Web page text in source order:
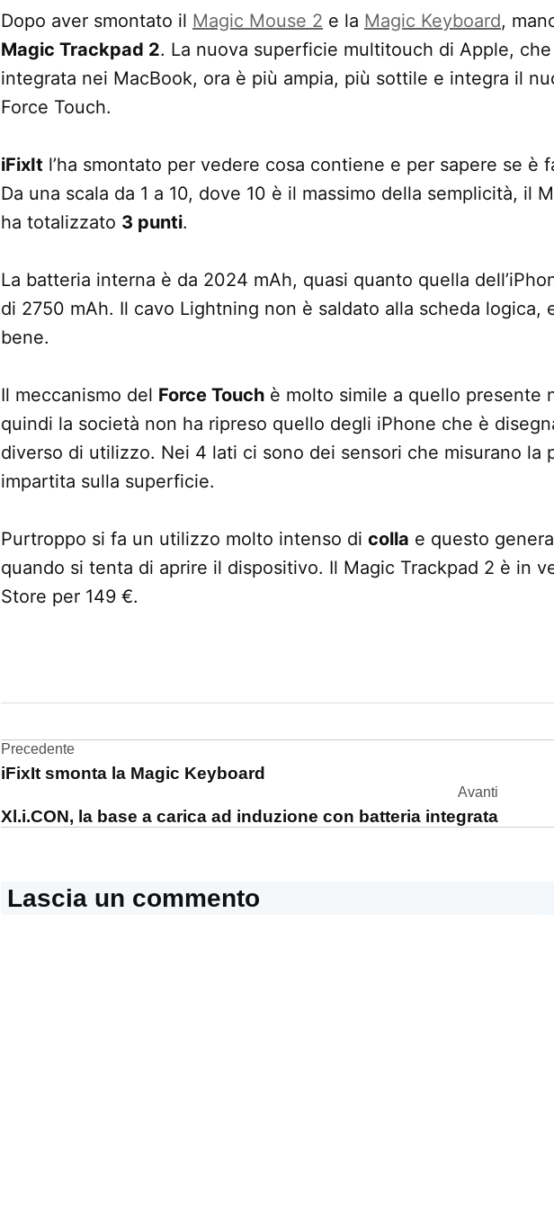
Dopo aver smontato il Magic Mouse 2 e la Magic Keyboard,
Magic Trackpad 2. La nuova superficie multitouch di Apple,
integrata nei MacBook, ora è più ampia, più sottile e integra il
Force Touch.
iFixIt l’ha smontato per vedere cosa contiene e per sapere se è
Da una scala da 1 a 10, dove 10 è il massimo della semplicità, il
ha totalizzato 3 punti.
La batteria interna è da 2024 mAh, quasi quanto quella
di 2750 mAh. Il cavo Lightning non è saldato alla scheda logica,
bene.
Il meccanismo del Force Touch è molto simile a quello presente
quindi la società non ha ripreso quello degli iPhone che è
diverso di utilizzo. Nei 4 lati ci sono dei sensori che misurano la
impartita sulla superficie.
Purtroppo si fa un utilizzo molto intenso di colla e questo
quando si tenta di aprire il dispositivo. Il Magic Trackpad 2 è in
Store per 149 €.
Navigazione
Precedente
iFixIt smonta la Magic Keyboard
Avanti
Xl.i.CON, la base a carica ad induzione con batteria integrata
Lascia un commento